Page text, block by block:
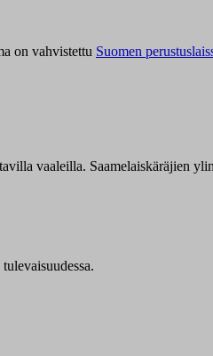
on vahvistettu Suomen
vaaleilla. Saamelaiskäräjien